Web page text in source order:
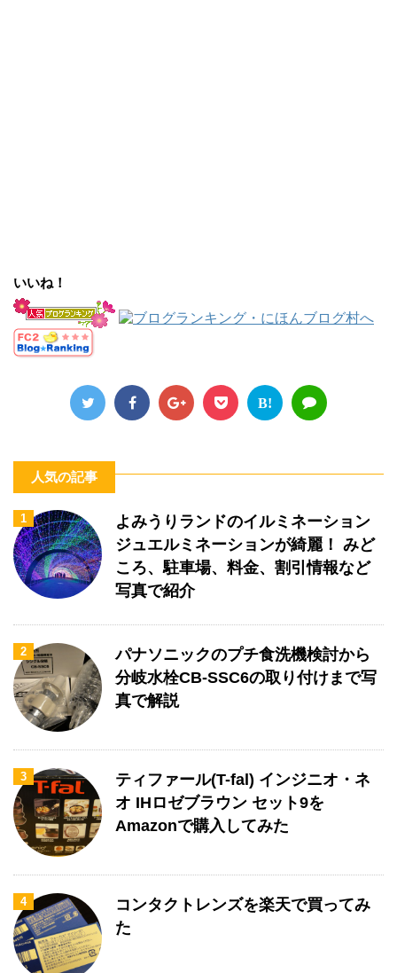
いいね！
B!
人気の記事
1
よみうりランドのイルミネーション
ジュエルミネーションが綺麗！ みど
ころ、駐車場、料金、割引情報など
写真で紹介
2
パナソニックのプチ食洗機検討から
分岐水栓CB-SSC6の取り付けまで写
真で解説
3
ティファール(T-fal) インジニオ・ネ
オ IHロゼブラウン セット9を
Amazonで購入してみた
4
コンタクトレンズを楽天で買ってみ
た